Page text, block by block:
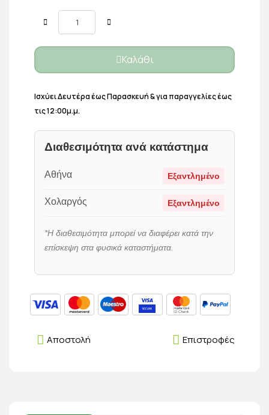
Καλάθι
Ισχύει Δευτέρα έως Παρασκευή & για παραγγελίες έως
τις 12:00μ.μ.
Διαθεσιμότητα ανά κατάστημα
Αθήνα Εξαντλημένο
Χολαργός Εξαντλημένο
*Η διαθεσιμότητα μπορεί να διαφέρει κατά την
επίσκεψη στα φυσικά καταστήματα.
Επιστροφές
Αποστολή